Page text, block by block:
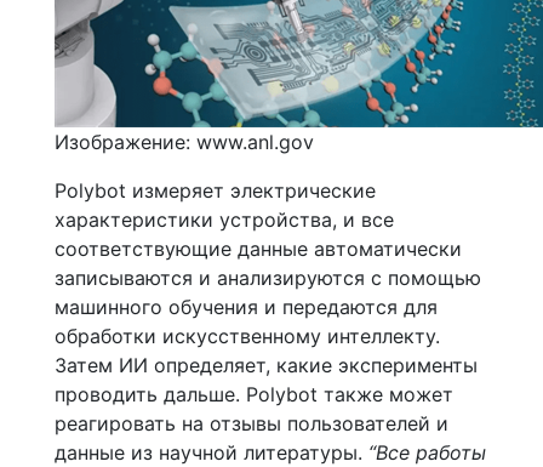
Изображение: www.anl.gov
Polybot измеряет электрические
характеристики устройства, и все
соответствующие данные автоматически
записываются и анализируются с помощью
машинного обучения и передаются для
обработки искусственному интеллекту.
Затем ИИ определяет, какие эксперименты
проводить дальше. Polybot также может
реагировать на отзывы пользователей и
данные из научной литературы. “Все работы